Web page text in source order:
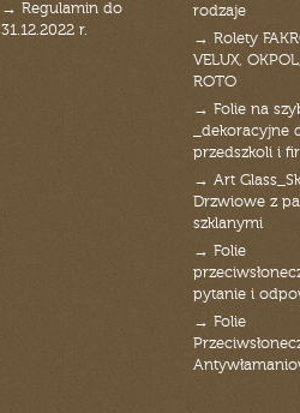
→ Regulamin do
31.12.2022 r.
rodzaje
→ Rolety
VELUX, OKPOL,
ROTO
→ Folie na
_dekoracyjne
przedszkoli i
→ Art
Drzwiowe z
szklanymi
→ Folie
pytanie i
→ Folie